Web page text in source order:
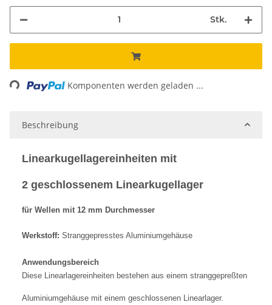
Stk.
Loading... Komponenten werden geladen ...
Beschreibung
Linearkugellagereinheiten mit
2 geschlossenem Linearkugellager
für Wellen mit 12 mm Durchmesser
Werkstoff: Stranggepresstes Aluminiumgehäuse
Anwendungsbereich
Diese Linearlagereinheiten bestehen aus einem stranggepreßten
Aluminiumgehäuse mit einem geschlossenen Linearlager.